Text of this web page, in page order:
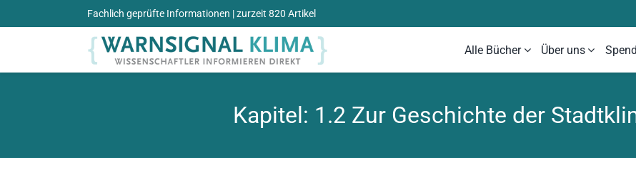
Inhalt
Fachlich geprüfte Informationen | zurzeit 820 Artikel
Alle Bücher Über uns
Kapitel: 1.2 Zur Geschichte der